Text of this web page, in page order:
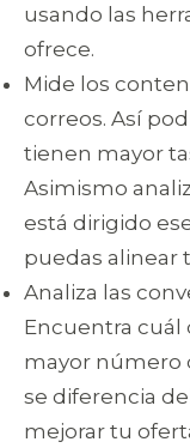
usando las
ofrece.
Mide los
correos. Así
tienen mayor
Asimismo
está dirigido
puedas alinear
Analiza las
Encuentra cuál
mayor número
se diferencia
mejorar tu